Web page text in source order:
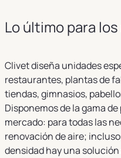
Lo último para
Clivet diseña unidades
restaurantes, plantas de
tiendas, gimnasios,
Disponemos de la gama
mercado: para todas las
renovación de aire;
densidad hay una